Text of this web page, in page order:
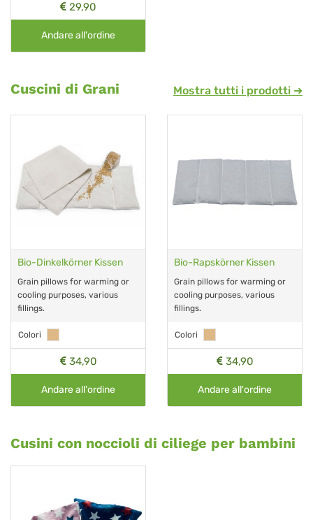
29,90
Andare all'ordine
Cuscini di Grani Mostra tutti i prodotti ➜
Bio-Dinkelkörner Kissen
Grain pillows for warming or
cooling purposes, various
fillings.
Colori
34,90
Andare all'ordine
Bio-Rapskörner Kissen
Grain pillows for warming or
cooling purposes, various
fillings.
Colori
34,90
Andare all'ordine
Cusini con noccioli di ciliege per bambini